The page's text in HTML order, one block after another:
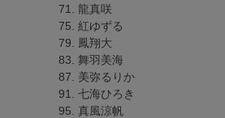
71. 龍真咲
75. 紅ゆずる
79. 鳳翔大
83. 舞羽美海
87. 美弥るりか
91. 七海ひろき
95. 真風涼帆